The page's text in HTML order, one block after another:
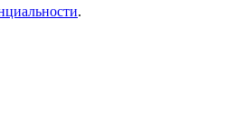
.